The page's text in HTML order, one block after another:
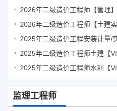
2026年二级造价工程师【管理
2026年二级造价工程师【土建
2025年二级造价工程师土建【
2025年二级造价工程师水利【
监理工程师